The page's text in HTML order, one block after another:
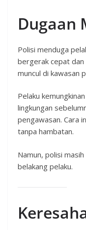
Dugaan
Polisi menduga
bergerak cepat dan
muncul di kawasan
Pelaku
lingkungan
pengawasan. Cara
tanpa hambatan.
Namun, polisi
belakang pelaku.